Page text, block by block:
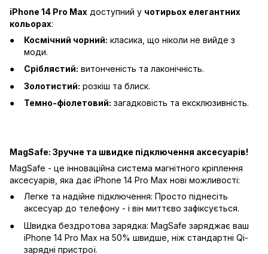
iPhone 14 Pro Max доступний у чотирьох елегантних
кольорах:
Космічний чорний: класика, що ніколи не вийде з
моди.
Сріблястий: витонченість та лаконічність.
Золотистий: розкіш та блиск.
Темно-фіолетовий: загадковість та ексклюзивність.
MagSafe: Зручне та швидке підключення аксесуарів!
MagSafe - це інноваційна система магнітного кріплення
аксесуарів, яка дає iPhone 14 Pro Max нові можливості:
Легке та надійне підключення: Просто піднесіть
аксесуар до телефону - і він миттєво зафіксується.
Швидка бездротова зарядка: MagSafe заряджає ваш
iPhone 14 Pro Max на 50% швидше, ніж стандартні Qi-
зарядні пристрої.